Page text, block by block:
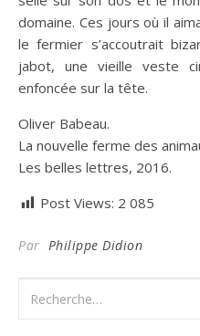
domaine. Ces jours où il
le fermier s’accoutrait
jabot, une vieille veste
enfoncée sur la tête.
Oliver Babeau.
La nouvelle ferme des
Les belles lettres, 2016.
Post Views: 2 085
Par Philippe Didion